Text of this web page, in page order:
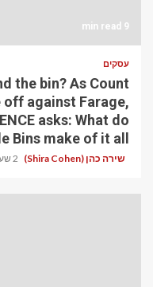
9 min read
עסקים
the bin? As Count
off against Farage,
asks: What do
make of it all?
שירה כהן (Shira Cohen) 2 שעות ago